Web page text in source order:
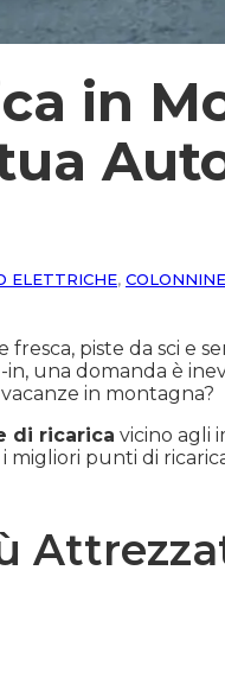
in
ELETTRICHE, COLONNINE
piste da sci e
una domanda è
in montagna?
di ricarica vicino agli
punti di